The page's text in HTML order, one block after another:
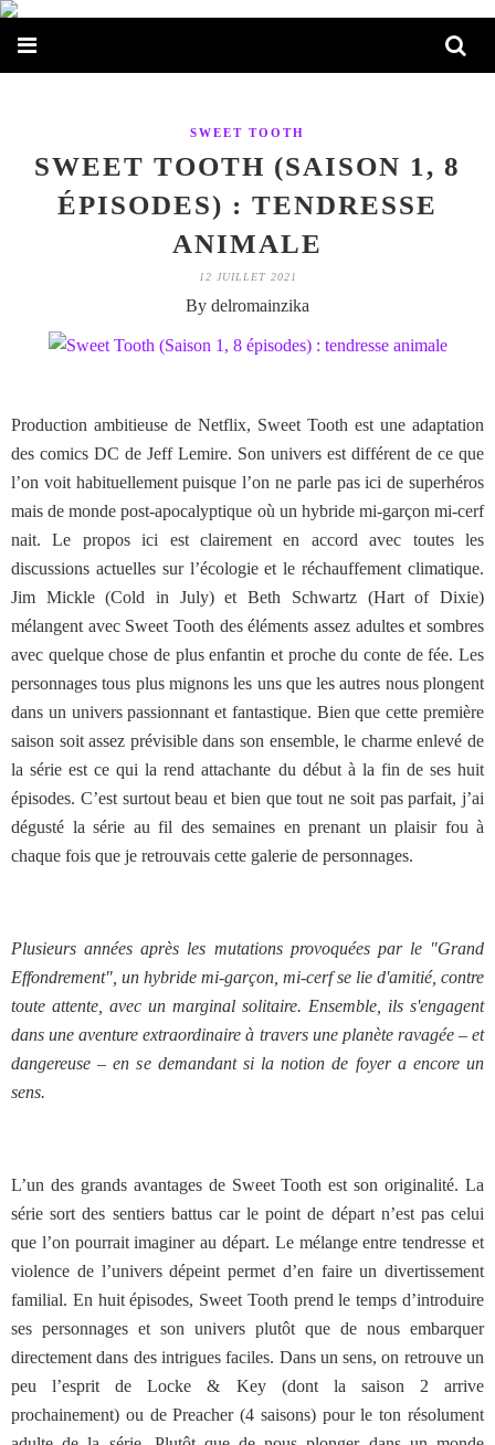
SWEET TOOTH
SWEET TOOTH (SAISON 1, 8
ÉPISODES) : TENDRESSE
ANIMALE
12 JUILLET 2021
By delromainzika
Production ambitieuse de Netflix, Sweet Tooth est une adaptation
des comics DC de Jeff Lemire. Son univers est différent de ce que
l’on voit habituellement puisque l’on ne parle pas ici de superhéros
mais de monde post-apocalyptique où un hybride mi-garçon mi-cerf
nait. Le propos ici est clairement en accord avec toutes les
discussions actuelles sur l’écologie et le réchauffement climatique.
Jim Mickle (Cold in July) et Beth Schwartz (Hart of Dixie)
mélangent avec Sweet Tooth des éléments assez adultes et sombres
avec quelque chose de plus enfantin et proche du conte de fée. Les
personnages tous plus mignons les uns que les autres nous plongent
dans un univers passionnant et fantastique. Bien que cette première
saison soit assez prévisible dans son ensemble, le charme enlevé de
la série est ce qui la rend attachante du début à la fin de ses huit
épisodes. C’est surtout beau et bien que tout ne soit pas parfait, j’ai
dégusté la série au fil des semaines en prenant un plaisir fou à
chaque fois que je retrouvais cette galerie de personnages.
Plusieurs années après les mutations provoquées par le "Grand
Effondrement", un hybride mi-garçon, mi-cerf se lie d'amitié, contre
toute attente, avec un marginal solitaire. Ensemble, ils s'engagent
dans une aventure extraordinaire à travers une planète ravagée – et
dangereuse – en se demandant si la notion de foyer a encore un
sens.
L’un des grands avantages de Sweet Tooth est son originalité. La
série sort des sentiers battus car le point de départ n’est pas celui
que l’on pourrait imaginer au départ. Le mélange entre tendresse et
violence de l’univers dépeint permet d’en faire un divertissement
familial. En huit épisodes, Sweet Tooth prend le temps d’introduire
ses personnages et son univers plutôt que de nous embarquer
directement dans des intrigues faciles. Dans un sens, on retrouve un
peu l’esprit de Locke & Key (dont la saison 2 arrive
prochainement) ou de Preacher (4 saisons) pour le ton résolument